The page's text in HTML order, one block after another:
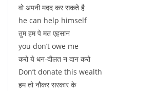
वो अपनी मदद कर सकते है
he can help himself
तुम हम पे मत एहसान
you don’t owe me
करो ये धन-दौलत न दान करो
Don’t donate this wealth
हम तो नौकर सरकार के